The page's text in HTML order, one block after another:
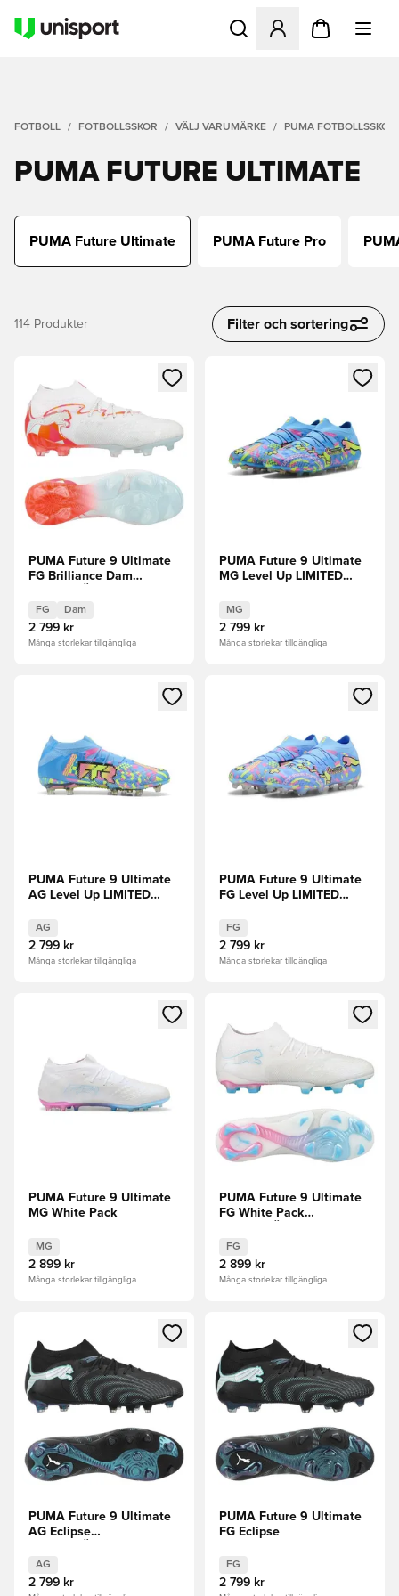
Öppnar en Modal för att
FOTBOLL FOTBOLLSSKOR VÄLJ VARUMÄRKE PUMA FOTBOLLSSKOR
PUMA FUTURE ULTIMATE
PUMA Future Ultimate PUMA Future Pro
114 Produkter Filter och sortering
Öppnar en Modal för att logga in eller registrera dig som
PUMA Future 9 Ultimate
FG Brilliance Dam
FG Dam
2 799 kr
Många storlekar tillgängliga
Öppnar en Modal för att
PUMA Future 9 Ultimate
MG Level Up LIMITED
MG
2 799 kr
Många storlekar tillgängliga
Öppnar en Modal för att logga in eller registrera dig som
PUMA Future 9 Ultimate
AG Level Up LIMITED
AG
2 799 kr
Många storlekar tillgängliga
Öppnar en Modal för att
PUMA Future 9 Ultimate
FG Level Up LIMITED
FG
2 799 kr
Många storlekar tillgängliga
Öppnar en Modal för att logga in eller registrera dig som
PUMA Future 9 Ultimate
MG White Pack
MG
2 899 kr
Många storlekar tillgängliga
Öppnar en Modal för att
PUMA Future 9 Ultimate
FG White Pack
FG
2 899 kr
Många storlekar tillgängliga
Öppnar en Modal för att logga in eller registrera dig som
PUMA Future 9 Ultimate
AG Eclipse
AG
2 799 kr
Öppnar en Modal för att
PUMA Future 9 Ultimate
FG Eclipse
FG
2 799 kr